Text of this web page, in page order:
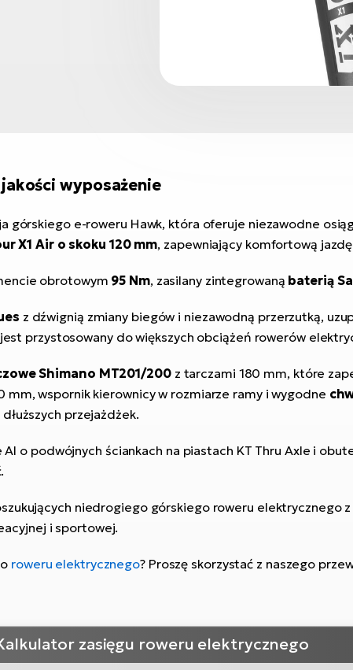
wyposażenie
górskiego e-roweru Hawk, która oferuje niezawodne
X1 Air o skoku 120 mm, zapewniający komfortową
obrotowym 95 Nm, zasilany zintegrowaną baterią
z dźwignią zmiany biegów i niezawodną przerzutką,
przystosowany do większych obciążeń rowerów
Shimano MT201/200z tarczami 180 mm, które
mm, wspornik kierownicy w rozmiarze ramy i wygodne
przejażdżek.
o podwójnych ściankach na piastach KT Thru Axle i
niedrogiego górskiego roweru elektrycznego
i sportowej.
roweru elektrycznego? Proszę skorzystać z naszego
zasięgu roweru elektrycznego